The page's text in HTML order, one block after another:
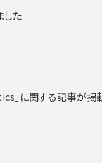
した
」に関する記事が掲